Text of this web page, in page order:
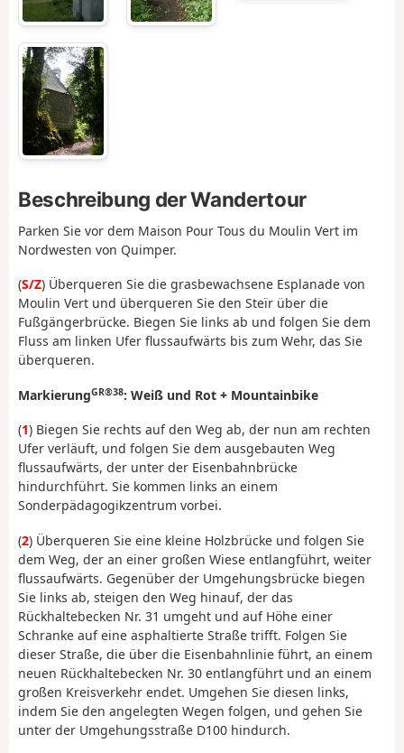
Beschreibung der Wandertour
Parken Sie vor dem Maison Pour Tous du Moulin Vert im
Nordwesten von Quimper.
(S/Z) Überqueren Sie die grasbewachsene Esplanade von
Moulin Vert und überqueren Sie den Steïr über die
Fußgängerbrücke. Biegen Sie links ab und folgen Sie dem
Fluss am linken Ufer flussaufwärts bis zum Wehr, das Sie
überqueren.
MarkierungGR®38: Weiß und Rot + Mountainbike
(1) Biegen Sie rechts auf den Weg ab, der nun am rechten
Ufer verläuft, und folgen Sie dem ausgebauten Weg
flussaufwärts, der unter der Eisenbahnbrücke
hindurchführt. Sie kommen links an einem
Sonderpädagogikzentrum vorbei.
(2) Überqueren Sie eine kleine Holzbrücke und folgen Sie
dem Weg, der an einer großen Wiese entlangführt, weiter
flussaufwärts. Gegenüber der Umgehungsbrücke biegen
Sie links ab, steigen den Weg hinauf, der das
Rückhaltebecken Nr. 31 umgeht und auf Höhe einer
Schranke auf eine asphaltierte Straße trifft. Folgen Sie
dieser Straße, die über die Eisenbahnlinie führt, an einem
neuen Rückhaltebecken Nr. 30 entlangführt und an einem
großen Kreisverkehr endet. Umgehen Sie diesen links,
indem Sie den angelegten Wegen folgen, und gehen Sie
unter der Umgehungsstraße D100 hindurch.